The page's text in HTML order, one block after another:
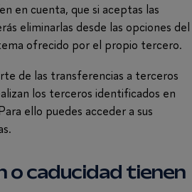
en cuenta, que si aceptas las
eliminarlas desde las opciones del
ofrecido por el propio tercero.
de las transferencias a terceros
los terceros identificados en
ello puedes acceder a sus
o caducidad tienen